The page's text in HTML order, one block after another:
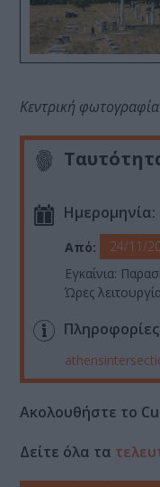
Κεντρική
Ημερομηνία:
Από: 24/11/
Εγκαίνια:
Ώρες
Ακολουθήστε το
Δείτε όλα τα